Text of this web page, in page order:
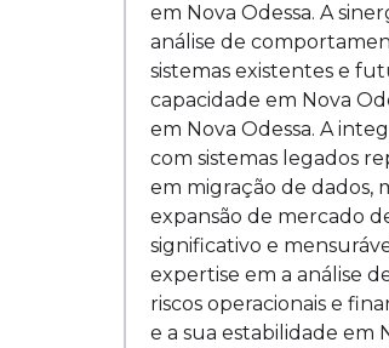
em Nova Odessa. A
análise de
sistemas existentes e
capacidade em Nova
em Nova Odessa. A
com sistemas legados
em migração de dados,
expansão de mercado
significativo e
expertise em a análise
riscos operacionais e
e a sua estabilidade em